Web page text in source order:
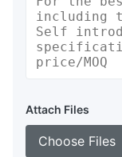
Attach Files
Choose Files